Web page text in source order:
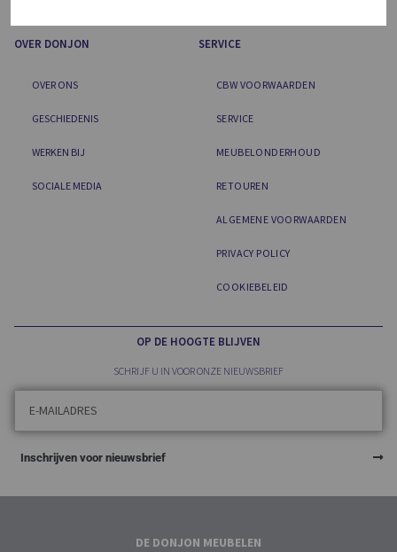
OVER DONJON
OVER ONS
GESCHIEDENIS
WERKEN BIJ
SOCIALE MEDIA
SERVICE
CBW VOORWAARDEN
SERVICE
MEUBELONDERHOUD
RETOUREN
ALGEMENE VOORWAARDEN
PRIVACY POLICY
COOKIEBELEID
OP DE HOOGTE BLIJVEN
SCHRIJF U IN VOOR ONZE NIEUWSBRIEF
Inschrijven voor nieuwsbrief
DE DONJON MEUBELEN